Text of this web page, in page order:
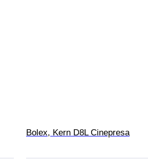
Bolex, Kern D8L Cinepresa